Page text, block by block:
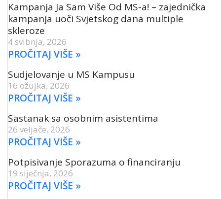
Kampanja Ja Sam Više Od MS-a! – zajednička
kampanja uoči Svjetskog dana multiple
skleroze
4 svibnja, 2026
PROČITAJ VIŠE »
Sudjelovanje u MS Kampusu
16 ožujka, 2026
PROČITAJ VIŠE »
Sastanak sa osobnim asistentima
26 veljače, 2026
PROČITAJ VIŠE »
Potpisivanje Sporazuma o financiranju
19 siječnja, 2026
PROČITAJ VIŠE »